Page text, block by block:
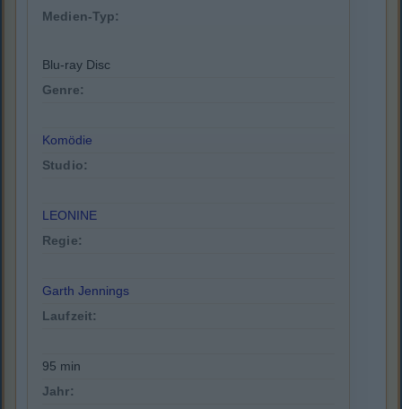
Medien-Typ:
Blu-ray Disc
Genre:
Komödie
Studio:
LEONINE
Regie:
Garth Jennings
Laufzeit:
95 min
Jahr: